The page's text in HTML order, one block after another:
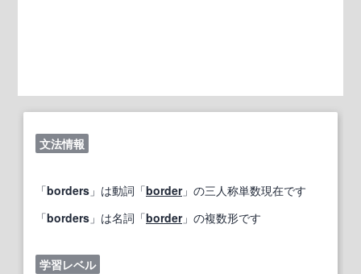
文法情報
「borders 」は動詞「border」の三人称単数現在です
「borders 」は名詞「border」の複数形です
学習レベル